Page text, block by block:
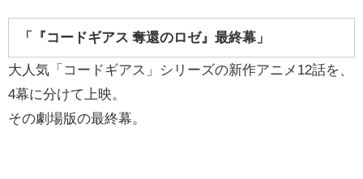
「『コードギアス 奪還のロゼ』最終幕」
大人気「コードギアス」シリーズの新作アニメ12話を、
4幕に分けて上映。
その劇場版の最終幕。